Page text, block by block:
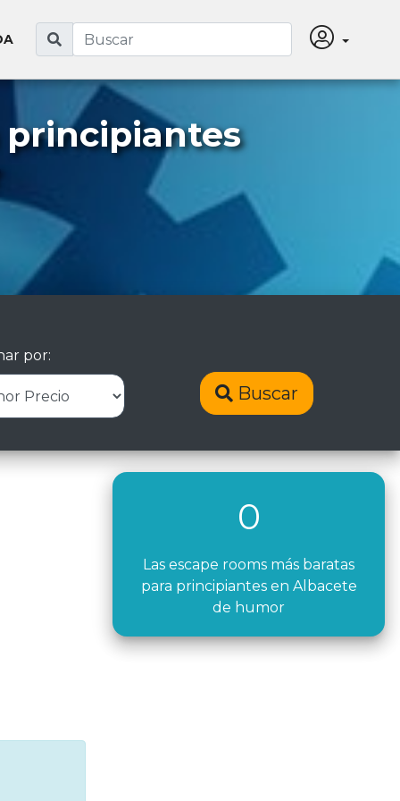
principiantes
por:
Buscar
0
Las escape rooms más baratas
para principiantes en Albacete
de humor